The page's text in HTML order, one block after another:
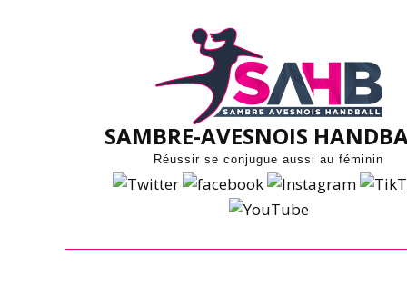
SAMBRE-AVESNOIS
Réussir se conjugue aussi au féminin